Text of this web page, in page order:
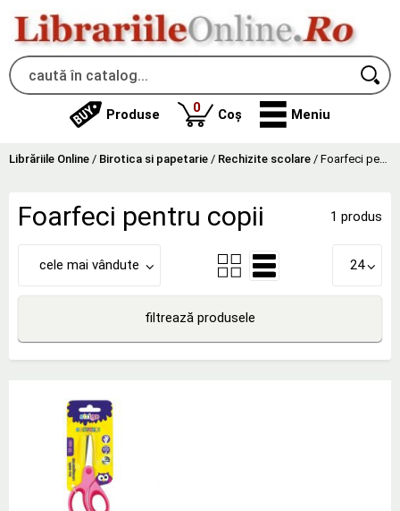
Produse 0produse
Coș Meniu
Librăriile Online / Birotica si papetarie / Rechizite scolare / Foarfeci pentru copii
Foarfeci pentru copii 1 produs
cele mai vândute 24
filtrează produsele